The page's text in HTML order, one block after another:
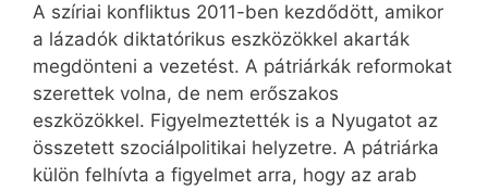
A szíriai konfliktus 2011-ben kezdődött, amikor
a lázadók diktatórikus eszközökkel akarták
megdönteni a vezetést. A pátriárkák reformokat
szerettek volna, de nem erőszakos
eszközökkel. Figyelmeztették is a Nyugatot az
összetett szociálpolitikai helyzetre. A pátriárka
külön felhívta a figyelmet arra, hogy az arab